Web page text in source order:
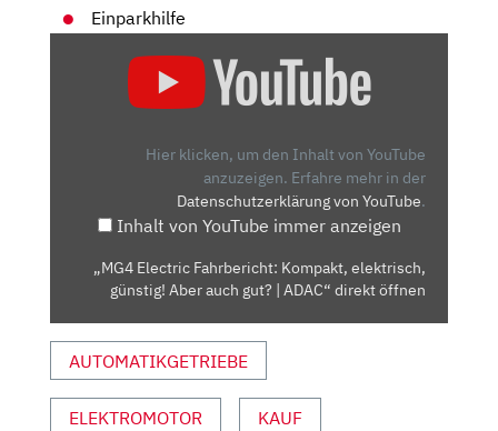
Einparkhilfe
ELECTRIC
FAHRBERICHT:
ELEKTRISCH,
VON
YOUTUBE
Hier klicken, um den Inhalt von YouTube
anzuzeigen. Erfahre mehr in der
Datenschutzerklärung von YouTube.
Inhalt von YouTube immer anzeigen
„MG4 Electric Fahrbericht: Kompakt, elektrisch,
günstig! Aber auch gut? | ADAC“ direkt öffnen
AUTOMATIKGETRIEBE
ELEKTROMOTOR KAUF